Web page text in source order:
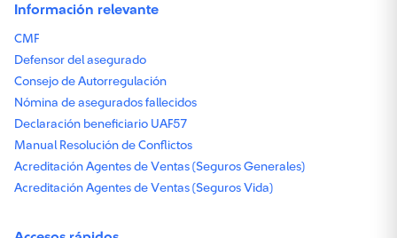
Información relevante
CMF
Defensor del asegurado
Consejo de Autorregulación
Nómina de asegurados fallecidos
Declaración beneficiario UAF57
Manual Resolución de Conflictos
Acreditación Agentes de Ventas (Seguros Generales)
Acreditación Agentes de Ventas (Seguros Vida)